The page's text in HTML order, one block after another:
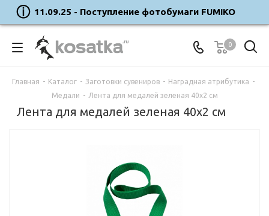
11.09.25 - Поступление фотобумаги FUMIKO
0
Главная - Каталог - Заготовки сувениров - Наградная атрибутика -
Медали - Лента для медалей зеленая 40х2 см
Лента для медалей зеленая 40х2 см